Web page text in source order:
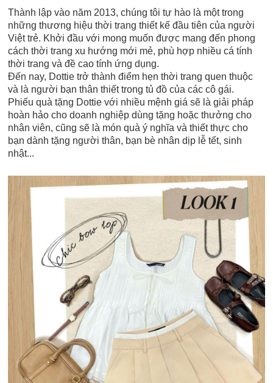
Thành lập vào năm 2013, chúng tôi tự hào là một trong
những thương hiệu thời trang thiết kế đầu tiên của người
Việt trẻ. Khởi đầu với mong muốn được mang đến phong
cách thời trang xu hướng mới mẻ, phù hợp nhiều cá tính
thời trang và đề cao tính ứng dụng.
Đến nay, Dottie trở thành điểm hẹn thời trang quen thuộc
và là người bạn thân thiết trong tủ đồ của các cô gái.
Phiếu quà tặng Dottie với nhiều mệnh giá sẽ là giải pháp
hoàn hảo cho doanh nghiệp dùng tặng hoặc thưởng cho
nhân viên, cũng sẽ là món quà ý nghĩa và thiết thực cho
bạn dành tặng người thân, bạn bè nhân dịp lễ tết, sinh
nhật...